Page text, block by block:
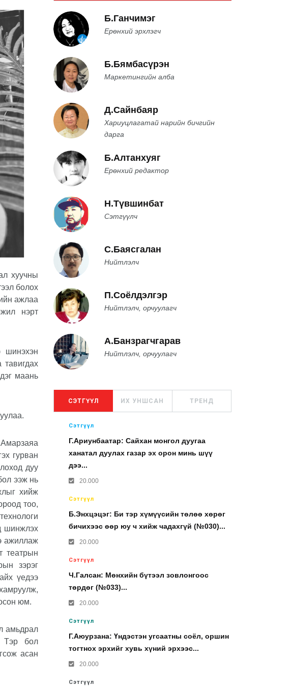
хуучны
болох
ажлаа
нэрт
шинэхэн
тавигдах
маань
гурван
дуу
ээж нь
хийж
тоо,
шинжлэх
ажиллаж
театрын
зэрэг
үедээ
юм.
амьдрал
Тэр бол
асан
Б.Ганчимэг
Ерөнхий эрхлэгч
Б.Бямбасүрэн
Маркетингийн алба
Д.Сайнбаяр
Хариуцлагатай нарийн бичгийн
дарга
Б.Алтанхуяг
Ерөнхий редактор
Н.Түвшинбат
Сэтгүүлч
С.Баясгалан
Нийтлэлч
П.Соёлдэлгэр
Нийтлэлч, орчуулагч
А.Банзрагчгарав
Нийтлэлч, орчуулагч
СЭТГҮҮЛ ИХ УНШСАН ТРЕНД
Сэтгүүл
Г.Ариунбаатар: Сайхан монгол дуугаа
ханатал дуулах газар эх орон минь шүү
дээ...
20.000
Сэтгүүл
Б.Энхцэцэг: Би тэр хүмүүсийн төлөө хөрөг
бичихээс өөр юу ч хийж чадахгүй (№030)...
20.000
Сэтгүүл
Ч.Галсан: Мөнхийн бүтээл зовлонгоос
төрдөг (№033)...
20.000
Сэтгүүл
Г.Аюурзана: Үндэстэн угсаатны соёл, оршин
тогтнох эрхийг хувь хүний эрхээс...
20.000
Сэтгүүл